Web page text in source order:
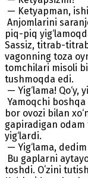
— Ketyapman,
Anjomlarini
piq-piq
Sassiz, titrab-
vagonning toza
tomchilari misoli
tushmoqda edi.
— Yig‘lama! Qo‘y,
Yamoqchi
bor ovozi bilan
gapiradigan
yig‘lardi.
— Yig‘lama,
Bu gaplarni
toshdi. Oʻzini